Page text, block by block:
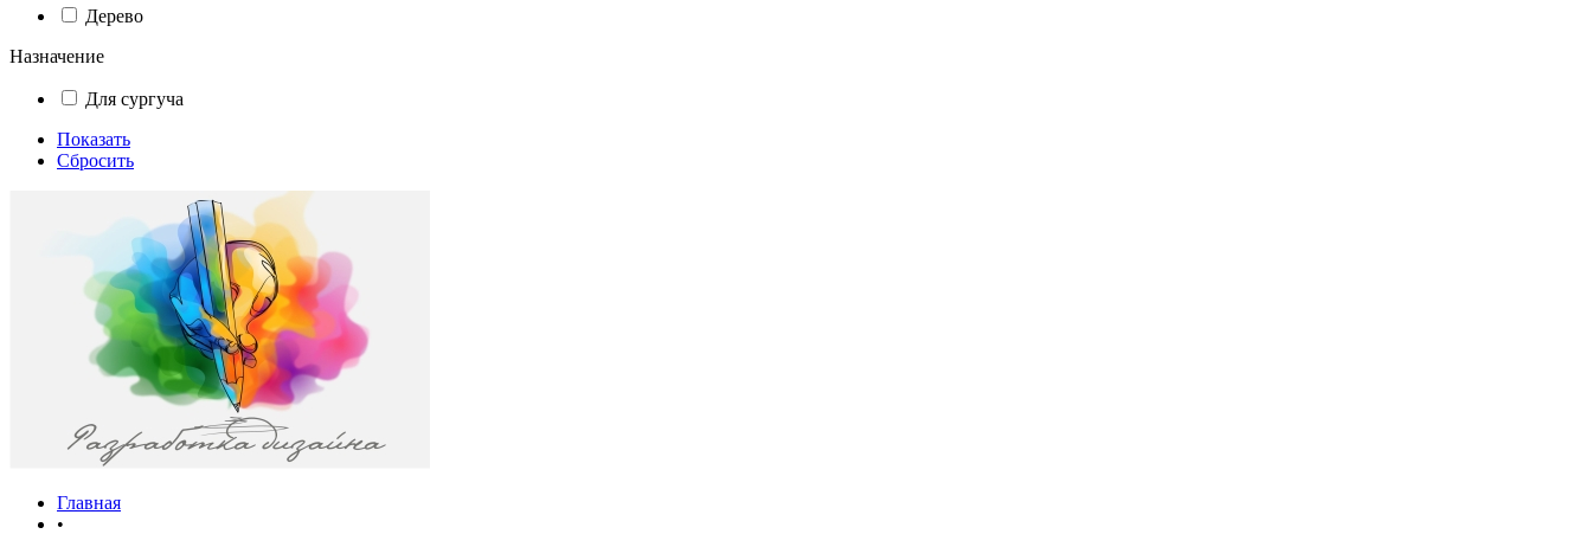
Дерево
Назначение
Для сургуча
Показать
Сбросить
Главная
•